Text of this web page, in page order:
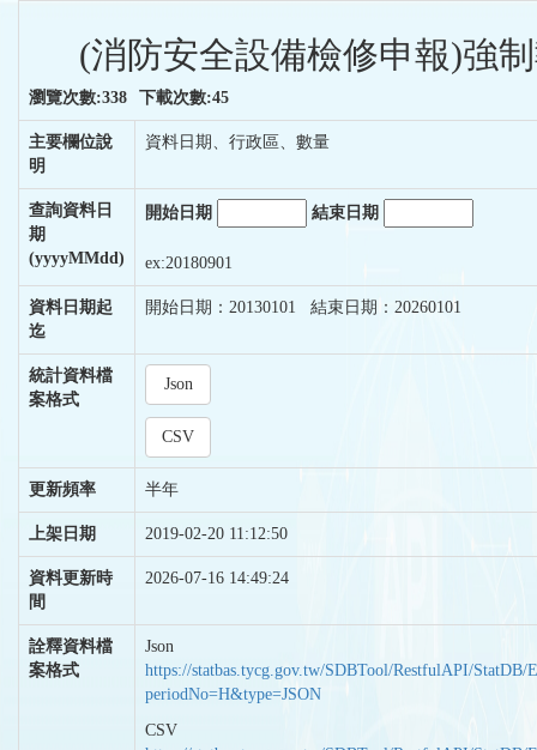
(消防安全設備檢修申報)強
瀏覽次數:338 下載次數:45
主要欄位說
明
資料日期、行政區、數量
查詢資料日
期
(yyyyMMdd)
開始日期 結束日期
ex:20180901
資料日期起
迄
開始日期：20130101 結束日期：20260101
統計資料檔
案格式
Json
CSV
更新頻率 半年
上架日期 2019-02-20 11:12:50
資料更新時
間
2026-07-16 14:49:24
詮釋資料檔
案格式
Json
https://statbas.tycg.gov.tw/SDBTool/RestfulAPI/StatDB/
periodNo=H&type=JSON
CSV